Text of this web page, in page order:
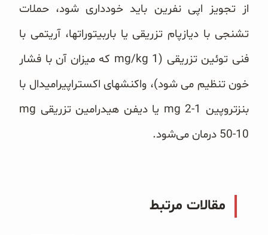
از تجویز اپی نفرین باید خودداری شود، حملات
تشنجی با دیازپام تزریقی یا باربیتوراتها، آریتمی با
فنی توئین تزریقی ‏‏(‏mg/kg 1‎‏ که میزان آن با فشار
خون تنظیم می‌ شود)، واکنشهای اکستراپیرامیدال با
بنزتروپین ‏mg 2-1‎‏ یا دیفن هیدرامین ‏تزریقی ‏mg
50-10‎‏ درمان می‌شود.‏
مقالات مرتبط